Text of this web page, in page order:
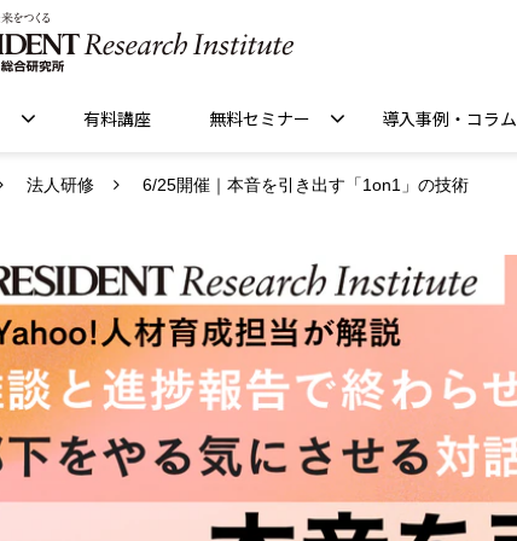
有料講座 無料セミナー 導入事例・コラム
法人研修 6/25開催｜本音を引き出す「1on1」の技術